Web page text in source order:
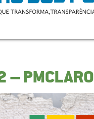
– PMCLARO